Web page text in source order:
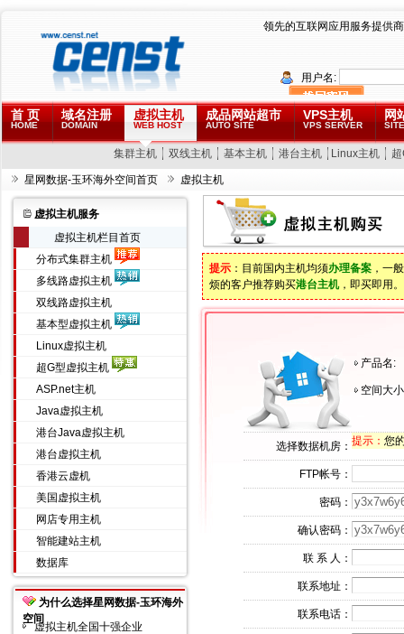
领先的互联网应用服务提供商
用户名:
首 页
HOME
域名注册
DOMAIN
虚拟主机
WEB HOST
成品网站超市
AUTO SITE
VPS主机
VPS SERVER
网
集群主机 双线主机 基本主机 港台主机 Linux主机
星网数据-玉环海外空间首页 虚拟主机
虚拟主机服务
虚拟主机栏目首页
分布式集群主机
多线路虚拟主机
双线路虚拟主机
基本型虚拟主机
Linux虚拟主机
超G型虚拟主机
ASP.net主机
Java虚拟主机
港台Java虚拟主机
港台虚拟主机
香港云虚机
美国虚拟主机
网店专用主机
智能建站主机
数据库
为什么选择星网数据-玉环海外
空间
虚拟主机全国十强企业
提示 ：目前国内主机均须办理备案 ，一
烦的客户推荐购买港台主机，即买即用
产品名:
空间大
选择数据机房： 提示： 您
FTP帐号：
密码：
确认密码：
联 系 人：
联系地址：
联系电话：